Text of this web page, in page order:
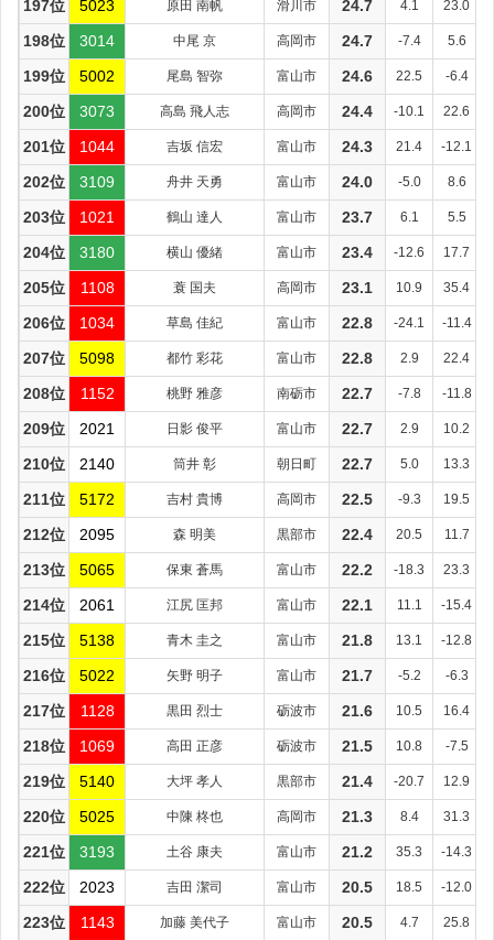
197位 5023 原田 南帆 滑川市 24.7 4.1 23.0
198位 3014 中尾 京 高岡市 24.7 -7.4 5.6
199位 5002 尾島 智弥 富山市 24.6 22.5 -6.4
200位 3073 高島 飛人志 高岡市 24.4 -10.1 22.6
201位 1044 吉坂 信宏 富山市 24.3 21.4 -12.1
202位 3109 舟井 天勇 富山市 24.0 -5.0 8.6
203位 1021 鶴山 達人 富山市 23.7 6.1 5.5
204位 3180 横山 優緒 富山市 23.4 -12.6 17.7
205位 1108 蓑 国夫 高岡市 23.1 10.9 35.4
206位 1034 草島 佳紀 富山市 22.8 -24.1 -11.4
207位 5098 都竹 彩花 富山市 22.8 2.9 22.4
208位 1152 桃野 雅彦 南砺市 22.7 -7.8 -11.8
209位 2021 日影 俊平 富山市 22.7 2.9 10.2
210位 2140 筒井 彰 朝日町 22.7 5.0 13.3
211位 5172 吉村 貴博 高岡市 22.5 -9.3 19.5
212位 2095 森 明美 黒部市 22.4 20.5 11.7
213位 5065 保東 蒼馬 富山市 22.2 -18.3 23.3
214位 2061 江尻 匡邦 富山市 22.1 11.1 -15.4
215位 5138 青木 圭之 富山市 21.8 13.1 -12.8
216位 5022 矢野 明子 富山市 21.7 -5.2 -6.3
217位 1128 黒田 烈士 砺波市 21.6 10.5 16.4
218位 1069 高田 正彦 砺波市 21.5 10.8 -7.5
219位 5140 大坪 孝人 黒部市 21.4 -20.7 12.9
220位 5025 中陳 柊也 高岡市 21.3 8.4 31.3
221位 3193 土谷 康夫 富山市 21.2 35.3 -14.3
222位 2023 吉田 潔司 富山市 20.5 18.5 -12.0
223位 1143 加藤 美代子 富山市 20.5 4.7 25.8